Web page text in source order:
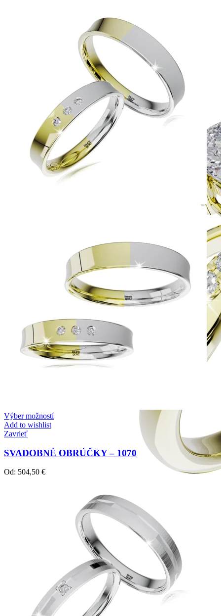
Zásnubné prstne z kolekcie Simple.
Crown Beauty
Zásnubné prstne z kolekcie Crown Beauty.
Výber možností
Add to wishlist
Zavrieť
SVADOBNÉ OBRÚČKY – 1070
Od: 504,50 €